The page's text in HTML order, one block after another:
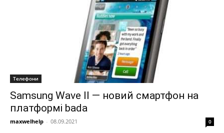
Телефони
Samsung Wave II — новий смартфон на
платформі bada
maxwelhelp - 08.09.2021 0